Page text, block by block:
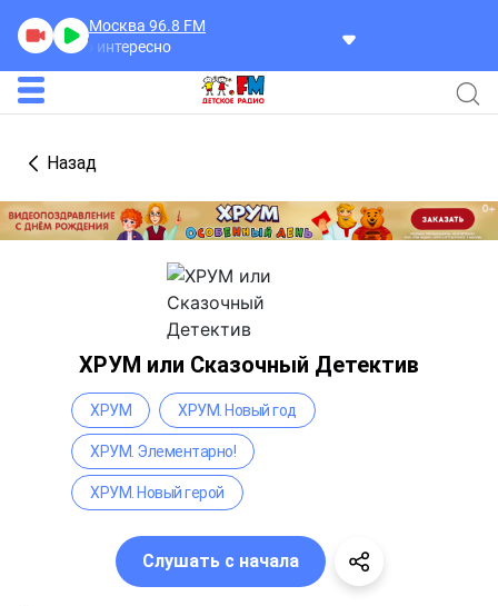
Москва 96.8 FM
Ужасно интересно
Назад
ХРУМ или Сказочный Детектив
ХРУМ ХРУМ. Новый год
ХРУМ. Элементарно!
ХРУМ. Новый герой
Слушать с начала